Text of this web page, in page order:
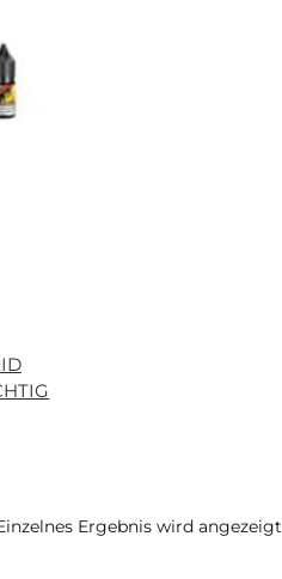
Ergebnis wird angezeigt